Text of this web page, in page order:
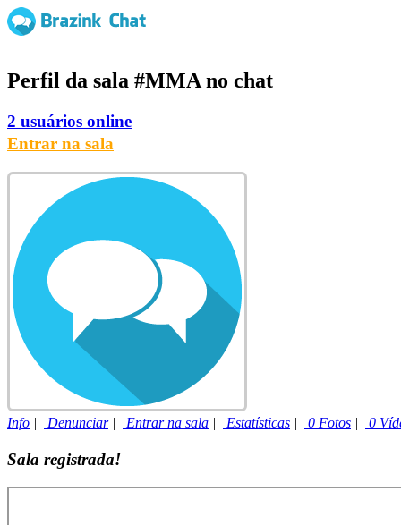
Perfil da sala #MMA no chat
2 usuários online
Entrar na sala
Info | Denunciar| Entrar na sala | Estatísticas | 0 Fotos | 0
Sala registrada!